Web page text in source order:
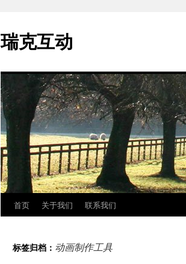
瑞克互动
正
首页 关于我们 联系我们
标签归档： 动画制作工具